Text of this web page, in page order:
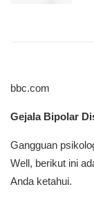
bbc.com
Gejala Bipolar
Gangguan
Well, berikut ini
Anda ketahui.